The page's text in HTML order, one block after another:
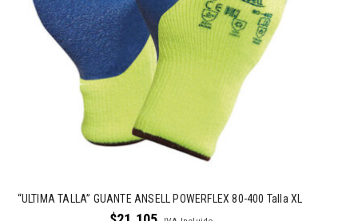
“ULTIMA TALLA” GUANTE ANSELL POWERFLEX 80-400 Talla XL